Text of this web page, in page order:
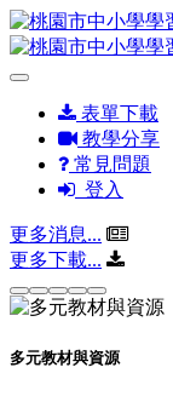
表單下載
教學分享
常見問題
登入
更多消息...
更多下載...
多元教材與資源